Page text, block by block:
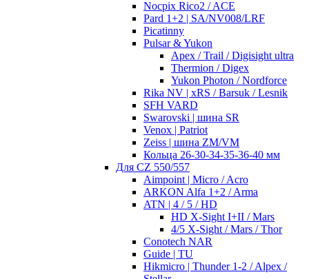
Nocpix Rico2 / ACE
Pard 1+2 | SA/NV008/LRF
Picatinny
Pulsar & Yukon
Apex / Trail / Digisight ultra
Thermion / Digex
Yukon Photon / Nordforce
Rika NV | xRS / Barsuk / Lesnik
SFH VARD
Swarovski | шина SR
Venox | Patriot
Zeiss | шина ZM/VM
Кольца 26-30-34-35-36-40 мм
Для CZ 550/557
Aimpoint | Micro / Acro
ARKON Alfa 1+2 / Arma
ATN | 4 / 5 / HD
HD X-Sight I+II / Mars
4/5 X-Sight / Mars / Thor
Conotech NAR
Guide | TU
Hikmicro | Thunder 1-2 / Alpex /